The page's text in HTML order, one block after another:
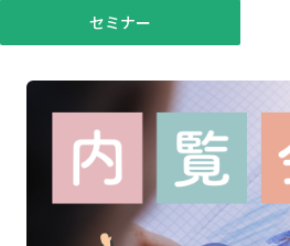
お問い合せ・資料請求
セミナー